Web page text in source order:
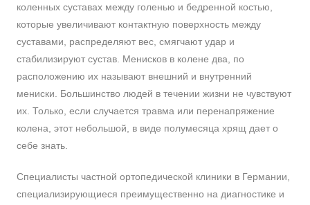
коленных суставах между голенью и бедренной костью,
которые увеличивают контактную поверхность между
суставами, распределяют вес, смягчают удар и
стабилизируют сустав. Менисков в колене два, по
расположению их называют внешний и внутренний
мениски. Большинство людей в течении жизни не чувствуют
их. Только, если случается травма или перенапряжение
колена, этот небольшой, в виде полумесяца хрящ дает о
себе знать.
Специалисты частной ортопедической клиники в Германии,
специализирующиеся преимущественно на диагностике и